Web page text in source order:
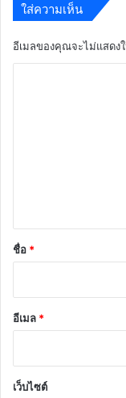
ใส่ความเห็น
อีเมลของคุณจะไม่แสดง
*
ชื่อ *
อีเมล *
เว็บไซต์